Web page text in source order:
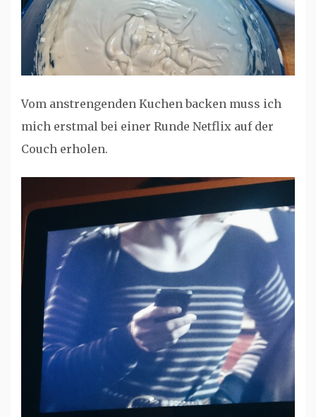
Vom anstrengenden Kuchen backen muss ich
mich erstmal bei einer Runde Netflix auf der
Couch erholen.